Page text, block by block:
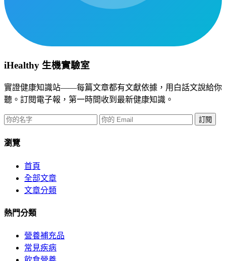
iHealthy 生機實驗室
實證健康知識站——每篇文章都有文獻依據，用白話文說給你
聽。訂閱電子報，第一時間收到最新健康知識。
訂閱
瀏覽
首頁
全部文章
文章分類
熱門分類
營養補充品
常見疾病